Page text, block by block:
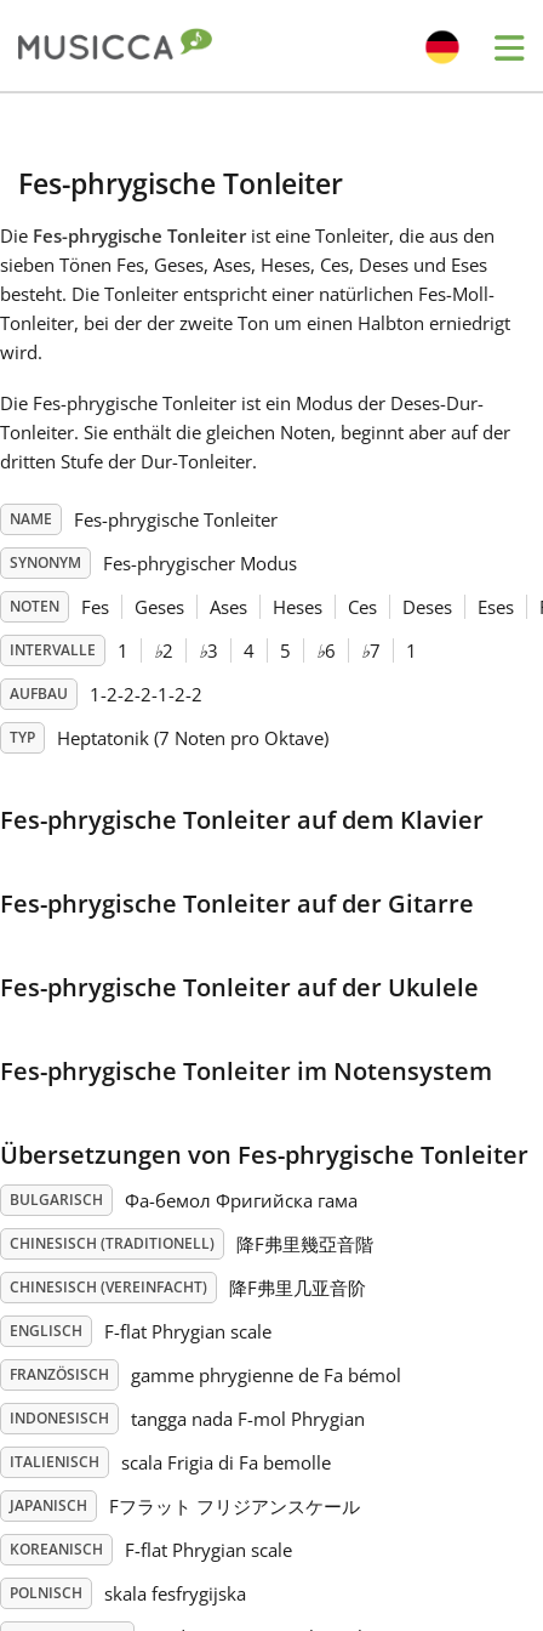
Български
English
Español
Français
한국어
हिन्दी
Italiano
日本語
Polski
Português
Svenska
Tiếng Việt
Türkçe
Українська
简体中文
繁體中文
Fes-phrygische Tonleiter
Die Fes-phrygische Tonleiterist eine Tonleiter, die aus den
sieben Tönen Fes, Geses, Ases, Heses, Ces, Deses und Eses
besteht. Die Tonleiter entspricht einer natürlichen Fes-Moll-
Tonleiter, bei der der zweite Ton um einen Halbton erniedrigt
wird.
Die Fes-phrygische Tonleiter ist ein Modus der Deses-Dur-
Tonleiter. Sie enthält die gleichen Noten, beginnt aber auf der
dritten Stufe der Dur-Tonleiter.
NAME Fes-phrygische Tonleiter
SYNONYM Fes-phrygischer Modus
NOTEN Fes Geses Ases Heses Ces Deses Eses
INTERVALLE 1 ♭2 ♭3 4 5 ♭6 ♭7 1
AUFBAU 1-2-2-2-1-2-2
TYP Heptatonik (7 Noten pro Oktave)
Fes-phrygische Tonleiter auf dem Klavier
Fes-phrygische Tonleiter auf der Gitarre
Fes-phrygische Tonleiter auf der Ukulele
Fes-phrygische Tonleiter im Notensystem
Übersetzungen von Fes-phrygische Tonleiter
BULGARISCH Фа-бемол Фригийска гама
CHINESISCH (TRADITIONELL) 降F弗里幾亞音階
CHINESISCH (VEREINFACHT) 降F弗里几亚音阶
ENGLISCH F-flat Phrygian scale
FRANZÖSISCH gamme phrygienne de Fa bémol
INDONESISCH tangga nada F-mol Phrygian
ITALIENISCH scala Frigia di Fa bemolle
JAPANISCH Fフラット フリジアンスケール
KOREANISCH F-flat Phrygian scale
POLNISCH skala fesfrygijska